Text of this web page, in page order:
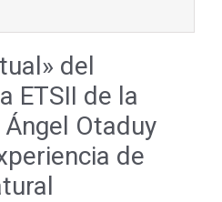
del
ETSII de la
Otaduy
de